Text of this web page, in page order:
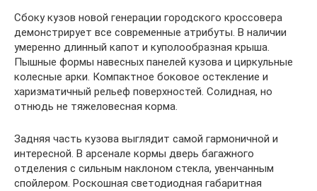
Сбоку кузов новой генерации городского кроссовера
демонстрирует все современные атрибуты. В наличии
умеренно длинный капот и куполообразная крыша.
Пышные формы навесных панелей кузова и циркульные
колесные арки. Компактное боковое остекление и
харизматичный рельеф поверхностей. Солидная, но
отнюдь не тяжеловесная корма.
Задняя часть кузова выглядит самой гармоничной и
интересной. В арсенале кормы дверь багажного
отделения с сильным наклоном стекла, увенчанным
спойлером. Роскошная светодиодная габаритная